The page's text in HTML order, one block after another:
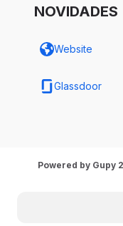
NOVIDADES
Website
Glassdoor
Powered by Gupy